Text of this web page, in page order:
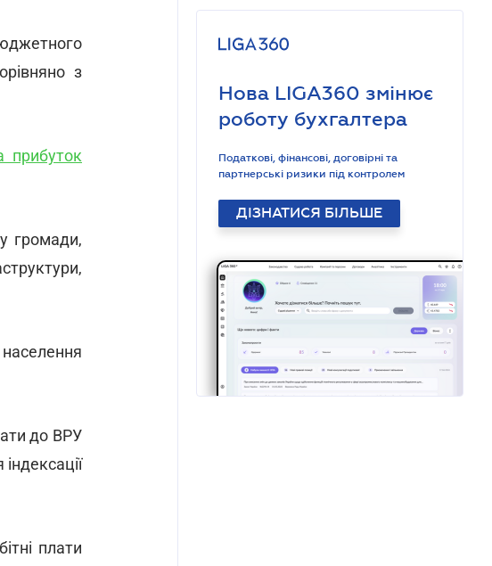
з
прибуток
громади,
населення
до ВРУ
плати
Нова LIGA360 змінює
роботу бухгалтера
Податкові, фінансові, договірні та
партнерські ризики під контролем
ДІЗНАТИСЯ БІЛЬШЕ